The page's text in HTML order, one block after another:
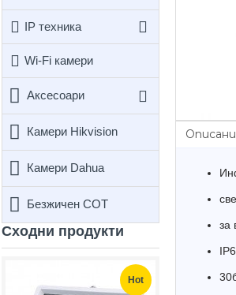
IP техника
Wi-Fi камери
Аксесоари
Камери Hikvision
Камери Dahua
Безжичен СОТ
Сходни продукти
Hot
за